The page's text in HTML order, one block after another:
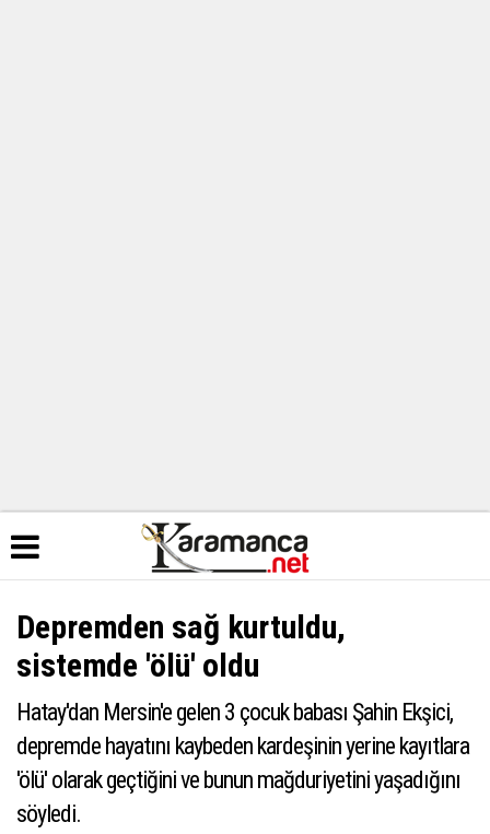
Depremden sağ kurtuldu,
sistemde 'ölü' oldu
Hatay'dan Mersin'e gelen 3 çocuk babası Şahin Ekşici,
depremde hayatını kaybeden kardeşinin yerine kayıtlara
'ölü' olarak geçtiğini ve bunun mağduriyetini yaşadığını
söyledi.